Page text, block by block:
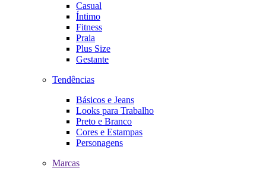
Casual
Íntimo
Fitness
Praia
Plus Size
Gestante
Tendências
Básicos e Jeans
Looks para Trabalho
Preto e Branco
Cores e Estampas
Personagens
Marcas